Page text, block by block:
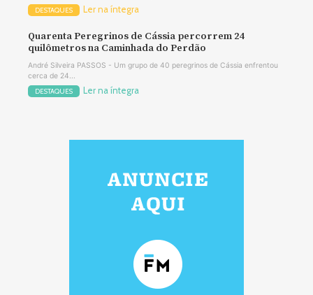
DESTAQUES Ler na íntegra
Quarenta Peregrinos de Cássia percorrem 24
quilômetros na Caminhada do Perdão
André Silveira PASSOS - Um grupo de 40 peregrinos de Cássia enfrentou
cerca de 24...
DESTAQUES Ler na íntegra